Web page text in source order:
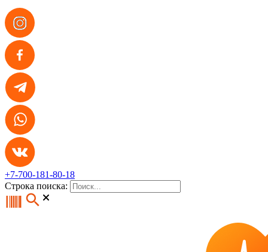
+7-700-181-80-18
Строка поиска: